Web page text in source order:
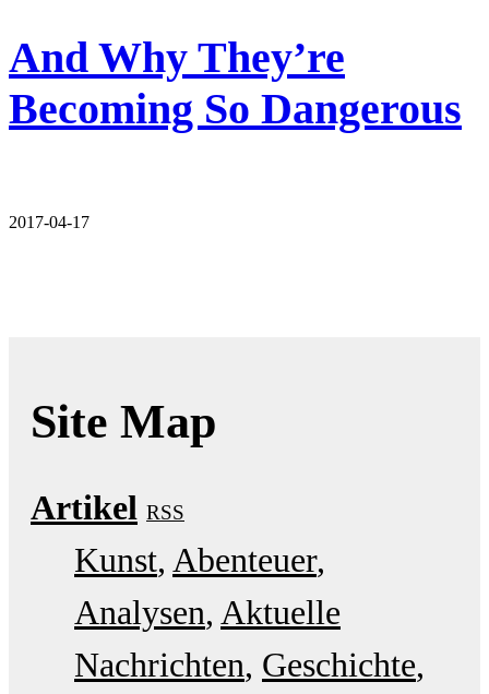
And Why They’re
Becoming So Dangerous
2017-04-17
Site Map
Artikel RSS
Kunst Abenteuer
Analysen Aktuelle
Nachrichten Geschichte